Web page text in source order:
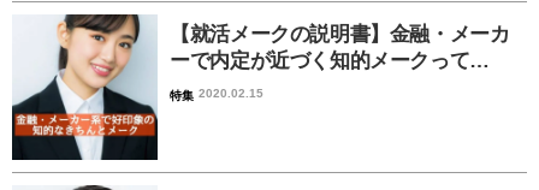
【就活メークの説明書】金融・メーカ
ーで内定が近づく知的メークって…
特集 2020.02.15